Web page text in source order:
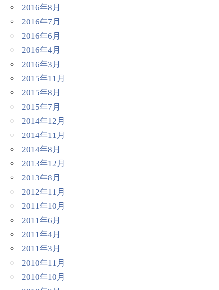
2016年8月
2016年7月
2016年6月
2016年4月
2016年3月
2015年11月
2015年8月
2015年7月
2014年12月
2014年11月
2014年8月
2013年12月
2013年8月
2012年11月
2011年10月
2011年6月
2011年4月
2011年3月
2010年11月
2010年10月